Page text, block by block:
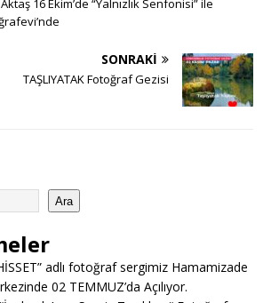
16 Ekim’de “Yalnızlık Senfonisi” ile
SONRAKI
TAŞLIYATAK Fotoğraf Gezisi
Ara
adlı fotoğraf sergimiz Hamamizade
02 TEMMUZ’da Açılıyor.